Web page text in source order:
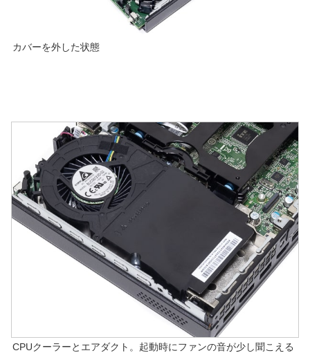
カバーを外した状態
CPUクーラーとエアダクト。起動時にファンの音が少し聞こえる